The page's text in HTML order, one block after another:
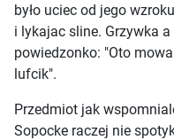
było uciec od jego
i lykajac sline. Grzywka
powiedzonko: "Oto
lufcik".
Przedmiot jak
Sopocke raczej nie